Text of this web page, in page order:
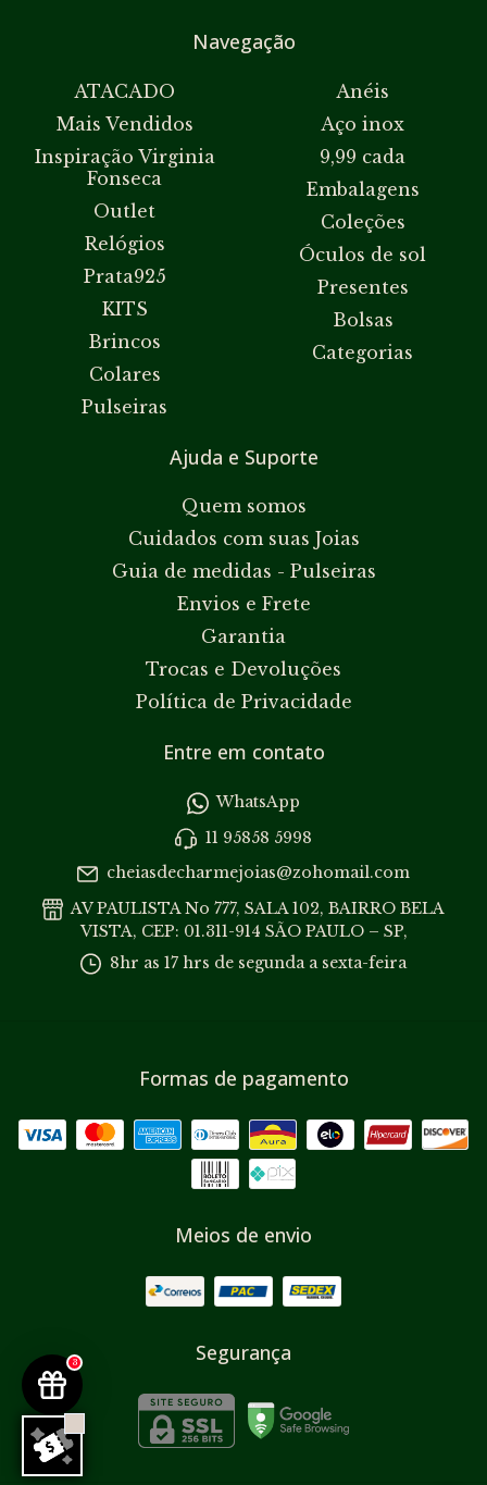
3
Navegação
ATACADO
Mais Vendidos
Inspiração Virginia
Fonseca
Outlet
Relógios
Prata925
KITS
Brincos
Colares
Pulseiras
Anéis
Aço inox
9,99 cada
Embalagens
Coleções
Óculos de sol
Presentes
Bolsas
Categorias
Ajuda e Suporte
Quem somos
Cuidados com suas Joias
Guia de medidas - Pulseiras
Envios e Frete
Garantia
Trocas e Devoluções
Política de Privacidade
Entre em contato
WhatsApp
11 95858 5998
cheiasdecharmejoias@zohomail.com
AV PAULISTA No 777, SALA 102, BAIRRO BELA
VISTA, CEP: 01.311-914 SÃO PAULO – SP,
8hr as 17 hrs de segunda a sexta-feira
Formas de pagamento
Meios de envio
Segurança